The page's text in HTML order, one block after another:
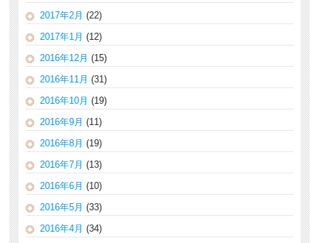
2017年2月 (22)
2017年1月 (12)
2016年12月 (15)
2016年11月 (31)
2016年10月 (19)
2016年9月 (11)
2016年8月 (19)
2016年7月 (13)
2016年6月 (10)
2016年5月 (33)
2016年4月 (34)